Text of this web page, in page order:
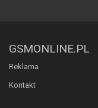
GSMONLINE.PL
Reklama
Kontakt